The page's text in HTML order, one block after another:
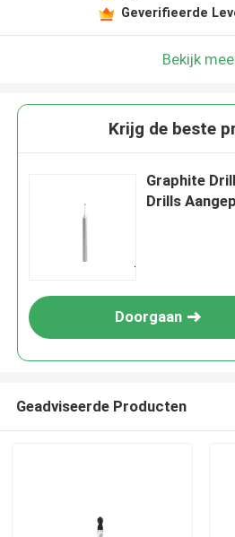
Geverifieerde
Bekijk
Krijg de beste
Graphite
Drills
Doorgaan
Geadviseerde Producten